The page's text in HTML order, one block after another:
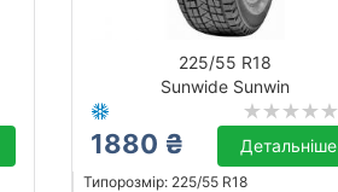
225/55 R18
Sunwide Sunwin
1880 ₴ Детальніше
Типорозмір: 225/55 R18